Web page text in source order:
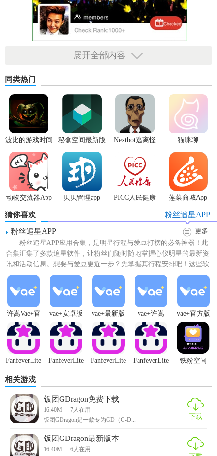
【饭团GDragon官方下载功能】
1. 最新资讯：实时更新GD的官方新闻、活动公告及社交媒体
动态。
2. 音乐库：收录GD的所有音乐作品，支持在线播放及下载。
3. 视频集合：收集GD的MV、演唱会录像、综艺节目片段等
视频内容。
4. 图片浏览：提供GD的高清美图、写真集及现场照片。
5. 粉丝社区：供粉丝交流心得、分享美图、参与讨论和活动
1. 官方授权：确保所有内容的真实性和权威性。
2. 全面内容：涵盖GD的全方位信息，包括音乐、视频、图片
及社交动态。
展开全部内容
同类热门
波比的游戏时间
3安卓版
秘盒空间最新版
Nextbot逃离怪
猫咪聊
动物交流器App 贝贝管理app
PICC人民健康
莲菜商城App
猜你喜欢
粉丝追星APP
粉丝追星APP
更多
粉丝追星APP应用合集，是明星行程与爱豆打榜的必备神器！此
合集汇集了多款追星软件，让粉丝们随时随地掌握心仪明星的最新资
讯和活动信息。想要与爱豆更近一步？先掌握其行程安排吧！这些软
件不仅提供明星的实时行...
许嵩Vae+官
方版
vae+安卓版
vae+最新版
本
vae+许嵩 vae+官方版
FanfeverLite
FanfeverLite
FanfeverLite
FanfeverLite
铁粉空间
相关游戏
饭团GDragon免费下载
16.40M 7人在用
饭团GDragon是一款专为GD（G-D...
下载
饭团GDragon最新版本
16.40M 6人在用